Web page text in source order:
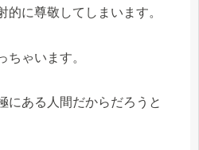
的に尊敬してしまいます。
ちゃいます。
にある人間だからだろうと